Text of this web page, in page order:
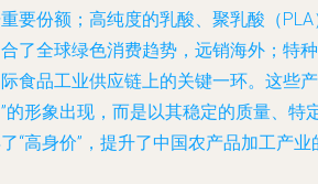
要份额；高纯度的乳酸、聚乳酸（
了全球绿色消费趋势，远销海外；特
食品工业供应链上的关键一环。这些
的形象出现，而是以其稳定的质量、特
“高身价”，提升了中国农产品加工产